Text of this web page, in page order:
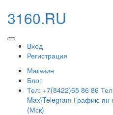
3160.RU
Вход
Регистрация
Магазин
Блог
Тел: +7(8422)65 86 86
Max\Telegram График:
(Мск)